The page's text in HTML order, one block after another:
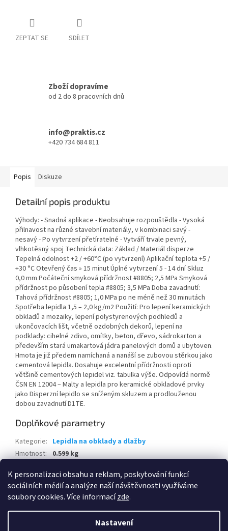
K personalizaci obsahu a reklam, poskytování funkcí
sociálních médií a analýze naší návštěvnosti využíváme
soubory cookies. Více informacízde.
Nastavení
ZEPTAT SE SDÍLET
Zboží dopravíme
od 2 do 8 pracovních dnů
info@praktis.cz
+420 734 684 811
Popis Diskuze
Detailní popis produktu
Výhody: - Snadná aplikace - Neobsahuje rozpouštědla - Vysoká
přilnavost na různé stavební materiály, v kombinaci savý -
nesavý - Po vytvrzení přetíratelné - Vytváří trvale pevný,
vlhkotěsný spoj Technická data: Základ / Materiál disperze
Tepelná odolnost +2 / +60°C (po vytvrzení) Aplikační teplota +5 /
+30 °C Otevřený čas » 15 minut Úplné vytvrzení 5 - 14 dní Skluz
0,0 mm Počáteční smyková přídržnost #8805; 2,5 MPa Smyková
přídržnost po působení tepla #8805; 3,5 MPa Doba zavadnutí:
Tahová přídržnost #8805; 1,0 MPa po ne méně než 30 minutách
Spotřeba lepidla 1,5 – 2,0 kg/m2 Použití: Pro lepení keramických
obkladů a mozaiky, lepení polystyrenových podhledů a
ukončovacích lišt, včetně ozdobných dekorů, lepení na
podklady: cihelné zdivo, omítky, beton, dřevo, sádrokarton a
především stará umakartová jádra panelových domů a ubytoven.
Hmota je již předem namíchaná a nanáší se zubovou stěrkou jako
cementová lepidla. Dosahuje excelentní přídržnosti oproti
většině cementových lepidel viz. tabulka výše. Odpovídá normě
ČSN EN 12004 – Malty a lepidla pro keramické obkladové prvky
jako Disperzní lepidlo se sníženým skluzem a prodlouženou
dobou zavadnutí D1TE.
Doplňkové parametry
Kategorie: Lepidla na obklady a dlažby
Hmotnost: 0.599 kg